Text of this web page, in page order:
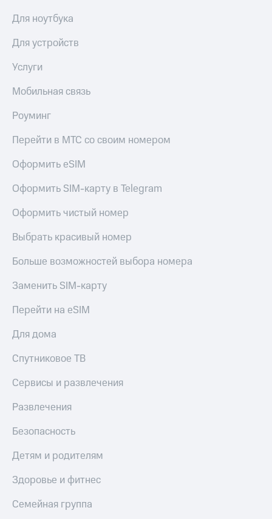
Для ноутбука
Для устройств
Услуги
Мобильная связь
Роуминг
Перейти в МТС со своим номером
Оформить eSIM
Оформить SIM-карту в Telegram
Оформить чистый номер
Выбрать красивый номер
Больше возможностей выбора номера
Заменить SIM-карту
Перейти на eSIM
Для дома
Спутниковое ТВ
Сервисы и развлечения
Развлечения
Безопасность
Детям и родителям
Здоровье и фитнес
Семейная группа